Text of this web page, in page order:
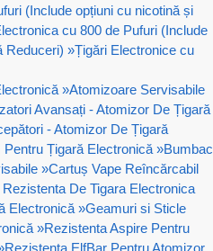
(Include opțiuni cu nicotină și
cu 800 de Pufuri (Include
Reduceri) »Țigări Electronice cu
»Atomizoare Servisabile
Avansați - Atomizor De Țigară
- Atomizor De Țigară
Țigară Electronică »Bumbac
»Cartuș Vape Reîncărcabil
Rezistenta De Tigara Electronica
Electronică »Geamuri si Sticle
»Rezistenta Aspire Pentru